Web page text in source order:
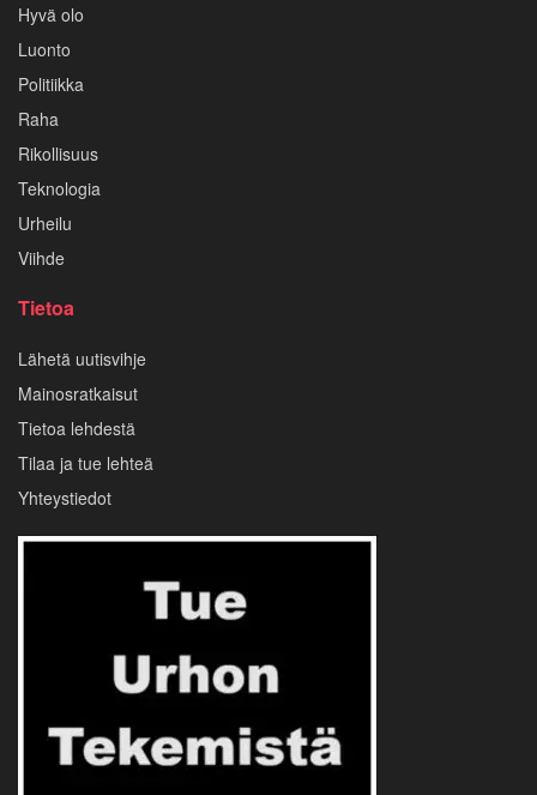
Hyvä olo
Luonto
Politiikka
Raha
Rikollisuus
Teknologia
Urheilu
Viihde
Tietoa
Lähetä uutisvihje
Mainosratkaisut
Tietoa lehdestä
Tilaa ja tue lehteä
Yhteystiedot